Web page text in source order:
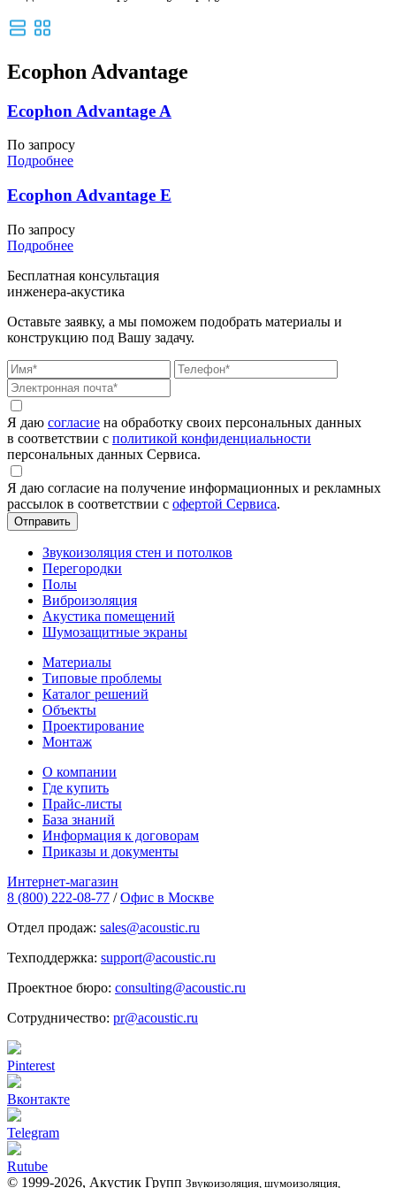
Ecophon Advantage
Ecophon Advantage A
По запросу
Подробнее
Ecophon Advantage E
По запросу
Подробнее
Бесплатная консультация
инженера-акустика
Оставьте заявку, а мы поможем подобрать материалы и
конструкцию под Вашу задачу.
Я даю согласие на обработку своих персональных данных
в соответствии с политикой конфиденциальности
персональных данных Сервиса.
Я даю согласие на получение информационных и рекламных
рассылок в соответствии с офертой Сервиса.
Звукоизоляция стен и потолков
Перегородки
Полы
Виброизоляция
Акустика помещений
Шумозащитные экраны
Материалы
Типовые проблемы
Каталог решений
Объекты
Проектирование
Монтаж
О компании
Где купить
Прайс-листы
База знаний
Информация к договорам
Приказы и документы
Интернет-магазин
8 (800) 222-08-77 / Офис в Москве
Отдел продаж: sales@acoustic.ru
Техподдержка: support@acoustic.ru
Проектное бюро: consulting@acoustic.ru
Сотрудничество: pr@acoustic.ru
Pinterest
Вконтакте
Telegram
Rutube
© 1999-2026, Акустик Групп Звукоизоляция, шумоизоляция,